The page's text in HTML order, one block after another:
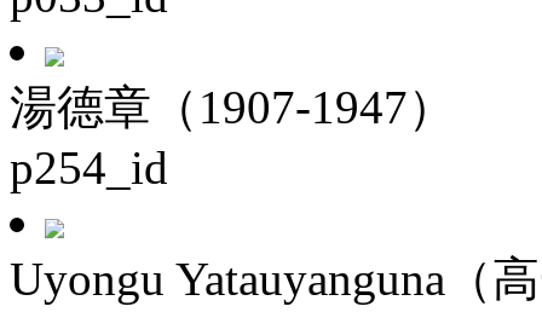
湯德章（1907-1947）
p254_id
Uyongu Yatauyanguna（